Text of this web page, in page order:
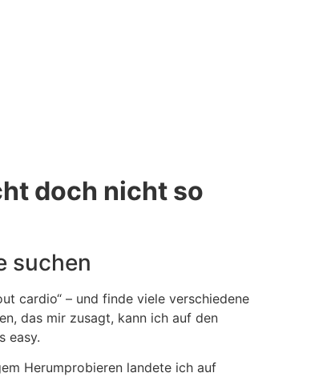
doch nicht so
suchen
cardio“ – und finde viele verschiedene
das mir zusagt, kann ich auf den
easy.
Herumprobieren landete ich auf